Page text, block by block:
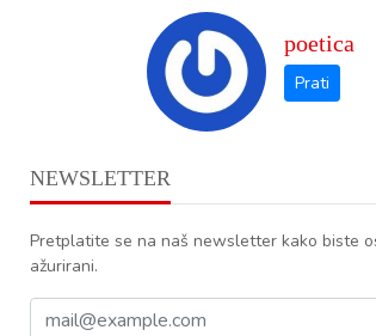
poetica
NEWSLETTER
Pretplatite se na naš newsletter kako biste
ažurirani.